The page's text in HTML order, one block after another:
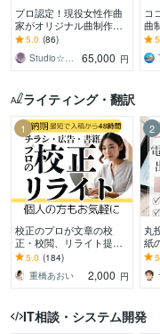
プロ認定！現役女性作曲
家がオリジナル曲制作し
ます ☆丸投げOK！☆商
業クオリティ☆作詞・作
曲・編曲まで対応
5.0 (86)
65,000 円
コ
曲
曲
ライティング・翻訳
1
校正のプロが文章の校
正・校閲、リライト提案
をします 紙媒体実績9年
の校正者/安心価格・高品
質/小説・同人誌も！
5.0 (184)
重橋あおい
2,000 円
2
丸
紙
ま
書
版
IT相談・システム開発